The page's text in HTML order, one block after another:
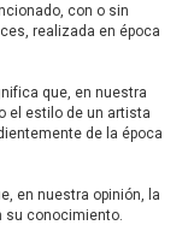
con o sin
realizada en época
que, en nuestra
el estilo de un artista
de la época
en nuestra opinión, la
su conocimiento.